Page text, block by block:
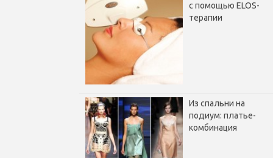
с помощью ELOS-
терапии
Из спальни на
подиум: платье-
комбинация